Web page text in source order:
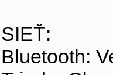
SIEŤ:
Bluetooth: